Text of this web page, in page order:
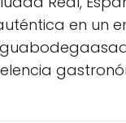
en un